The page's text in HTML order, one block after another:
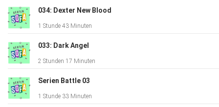
034: Dexter New Blood
1 Stunde 43 Minuten
033: Dark Angel
2 Stunden 17 Minuten
Serien Battle 03
1 Stunde 33 Minuten